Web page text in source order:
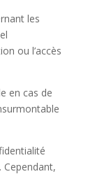
les
ou l’accès
en cas de
Cependant,